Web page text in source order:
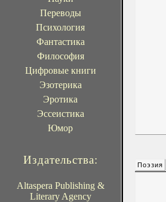
Переводы
Психология
Фантастика
Философия
Цифровые книги
Эзотерика
Эротика
Эссеистика
Юмор
Издательства:
Altaspera Publishing &
Literary Agency
Поэзия